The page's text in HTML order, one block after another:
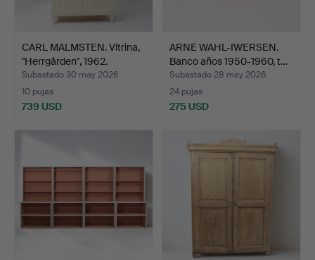
CARL MALMSTEN. Vitrina,
"Herrgården", 1962.
Subastado 30 may 2026
10 pujas
739 USD
ARNE WAHL-IWERSEN.
Banco años 1950-1960, t…
Subastado 28 may 2026
24 pujas
275 USD